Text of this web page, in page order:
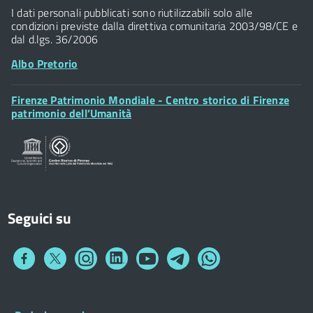
P.IVA 01307110484
Posta Elettronica Certificata
I dati personali pubblicati sono riutilizzabili solo alle
condizioni previste dalla direttiva comunitaria 2003/98/CE e
dal d.lgs. 36/2006
Albo Pretorio
Footer
Widget
Firenze Patrimonio Mondiale - Centro storico di Firenze
patrimonio dell’Umanità
Seguici su
Collegamento
Collegamento
a
Collegamento
a
Collegamento
a
Collegamento
a
Collegamento
a
Collegamento
a
Footer